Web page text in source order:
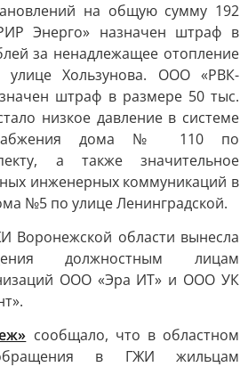
на общую сумму 192
Энерго» назначен штраф в
за ненадлежащее отопление
Хользунова. ООО «РВК-
штраф в размере 50 тыс.
низкое давление в системе
дома № 110 по
а также значительное
инженерных коммуникаций в
№5 по улице Ленинградской.
Воронежской области вынесла
должностным лицам
ООО «Эра ИТ» и ООО УК
сообщало, что в областном
в ГЖИ жильцам